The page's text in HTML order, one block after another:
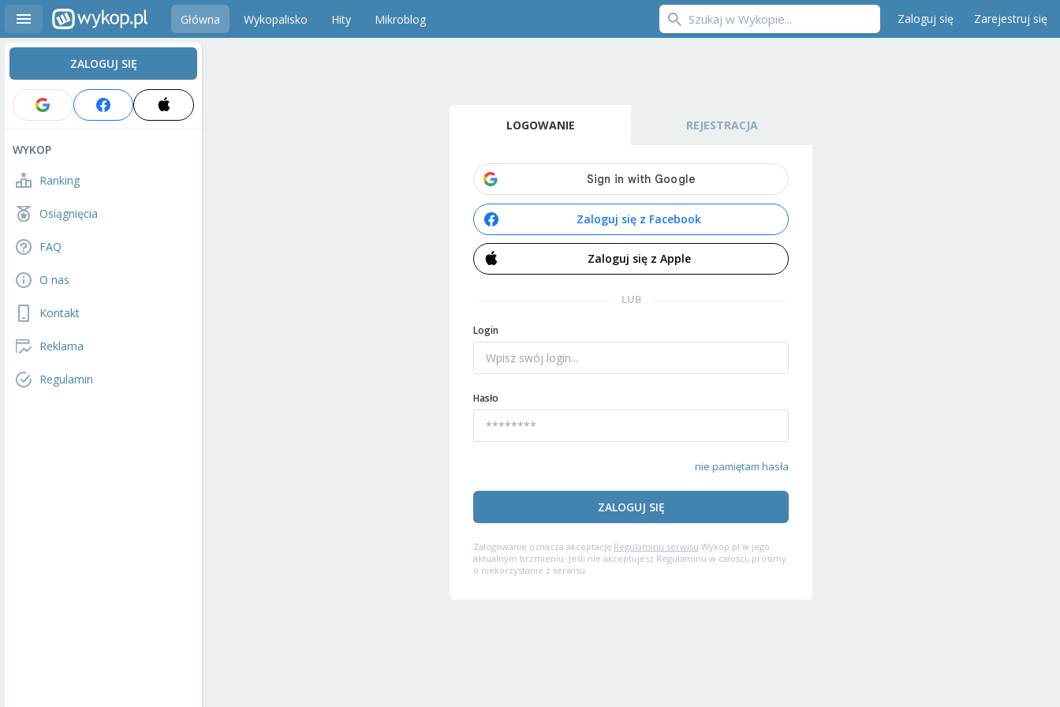
Główna Wykopalisko Hity Mikroblog Zaloguj się Zarejestruj się
ZALOGUJ SIĘ
WYKOP
Ranking
Osiągnięcia
FAQ
O nas
Kontakt
Reklama
Regulamin
LOGOWANIE REJESTRACJA
Zaloguj się z Facebook
Zaloguj się z Apple
LUB
Login
Hasło
nie pamiętam hasła
ZALOGUJ SIĘ
Zalogowanie oznacza akceptację Regulaminu serwisu Wykop.pl w jego
aktualnym brzmieniu. Jeśli nie akceptujesz Regulaminu w całości, prosimy
o niekorzystanie z serwisu.